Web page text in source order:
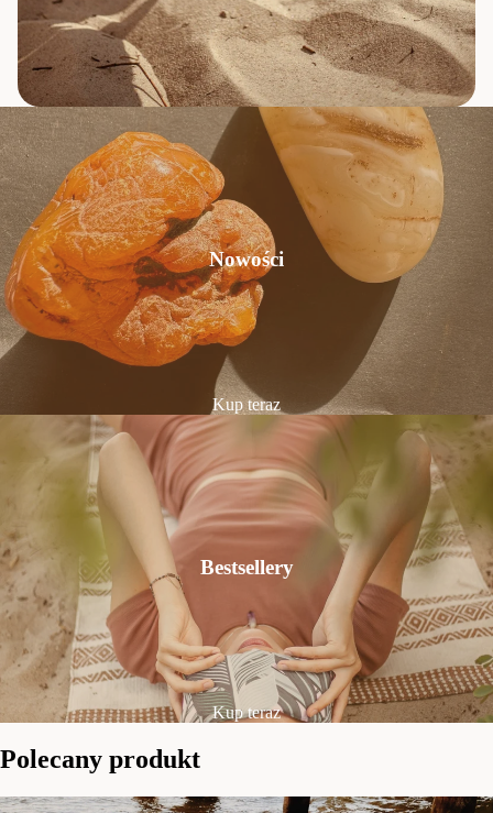
Nowości
Kup teraz
Bestsellery
Kup teraz
Polecany produkt